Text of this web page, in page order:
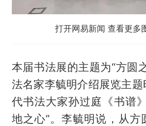
打开网易新闻 查看更多
本届书法展的主题为“方圆
法名家李毓明介绍展览主
代书法大家孙过庭《书谱
地之心”。李毓明说，从方